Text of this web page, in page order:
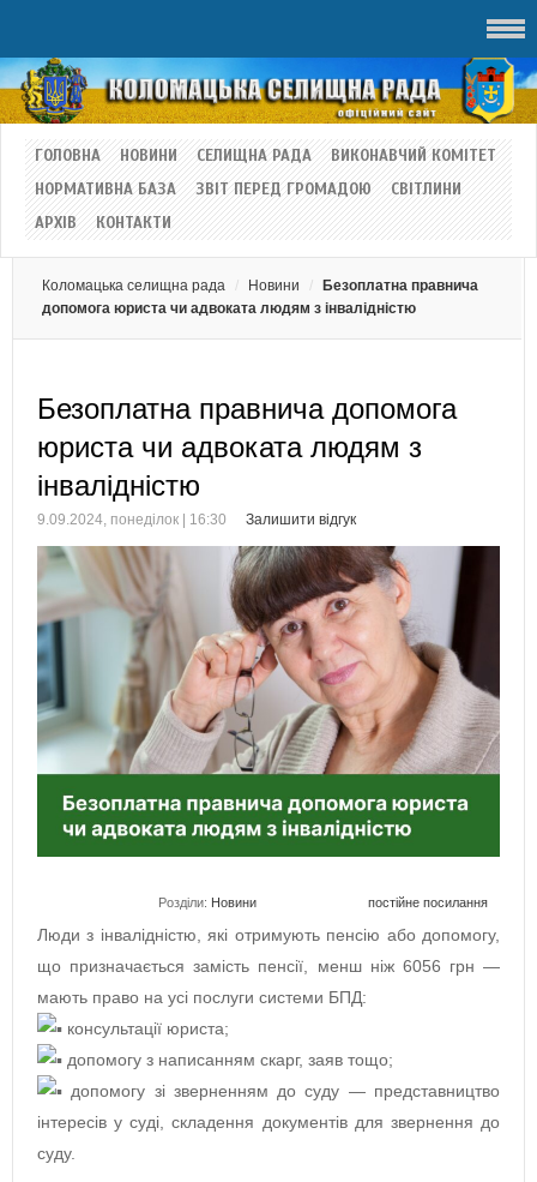
ГОЛОВНА НОВИНИ СЕЛИЩНА РАДА
ВИКОНАВЧИЙ КОМІТЕТ
НОРМАТИВНА БАЗА
ЗВІТ ПЕРЕД ГРОМАДОЮ
СВІТЛИНИ
АРХІВ
КОНТАКТИ
Коломацька селищна рада Новини
Безоплатна правнича
допомога юриста чи адвоката людям з інвалідністю
Безоплатна правнича допомога
юриста чи адвоката людям з
інвалідністю
9.09.2024, понеділок | 16:30 Залишити відгук
Розділи: Новини постійне посилання
Люди з інвалідністю, які отримують пенсію або допомогу,
що призначається замість пенсії, менш ніж 6056 грн —
мають право на усі послуги системи БПД:
консультації юриста;
допомогу з написанням скарг, заяв тощо;
допомогу зі зверненням до суду — представництво
інтересів у суді, складення документів для звернення до
суду.